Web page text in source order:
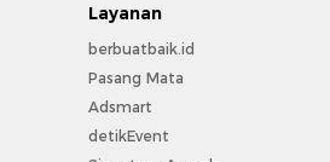
Layanan
berbuatbaik.id
Pasang Mata
Adsmart
detikEvent